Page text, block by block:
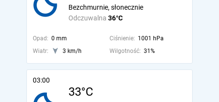
Odczuwalna 36°C
Bezchmurnie, słonecznie
Opad: 0 mm Ciśnienie: 1001 hPa
Wiatr:
3 km/h Wilgotność: 31%
03:00
33°C